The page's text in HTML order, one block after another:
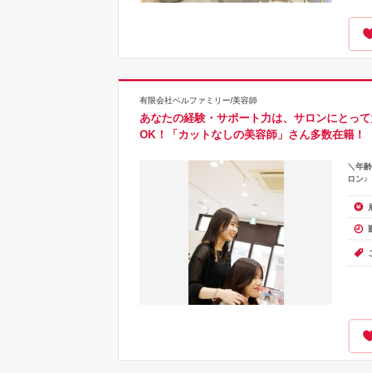
有限会社ベルファミリー/美容師
あなたの経験・サポート力は、サロンにとっ
OK！「カットなしの美容師」さん多数在籍！
＼年
ロン♪